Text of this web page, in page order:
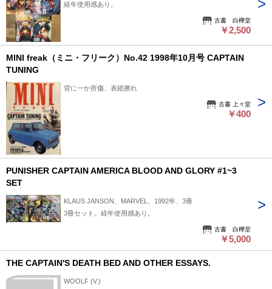
経年使用感あり。
古書 白樺堂
￥2,500
MINI freak（ミニ・フリーク）No.42 1998年10月号 CAPTAIN
TUNING
背に一か所傷、表紙擦れ
古書 上々堂
￥400
PUNISHER CAPTAIN AMERICA BLOOD AND GLORY #1~3
SET
KLAUS JANSON、MARVEL、1992年、3冊
3冊セット。経年使用感あり。
古書 白樺堂
￥5,000
THE CAPTAIN'S DEATH BED AND OTHER ESSAYS.
WOOLF (V.)